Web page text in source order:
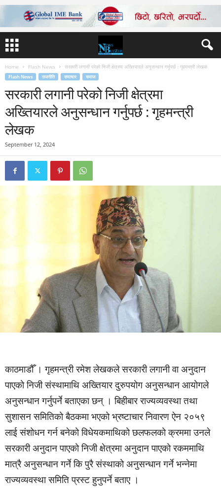
Home Flash News सरकारी लगानी परेको निजी क्षेत्रमा अख्तियारले अनुसन्धान गर्नुपर्छ : गृहमन्त्री लेखक
Flash News राजनीति समाचार समाज
सरकारी लगानी परेको निजी क्षेत्रमा
अख्तियारले अनुसन्धान गर्नुपर्छ : गृहमन्त्री
लेखक
September 12, 2024
काठमाडौँ । गृहमन्त्री रमेश लेखकले सरकारी लगानी वा अनुदान
पाएको निजी संस्थामाथि अख्तियार दुरुपयोग अनुसन्धान आयोगले
अनुसन्धान गर्नुपर्ने बताएका छन् । बिहीबार राज्यव्यवस्था तथा
सुशासन समितिको बैठकमा भएको भ्रष्टाचार निवारण ऐन २०५९
लाई संशोधन गर्न बनेको विधेयकमाथिको छलफलको क्रममा उनले
सरकारी अनुदान पाएको निजी क्षेत्रमा अनुदान पाएको रकममाथि
मात्रै अनुसन्धान गर्ने कि पुरै संस्थाको अनुसन्धान गर्ने भन्नेमा
राज्यव्यवस्था समिति प्रस्ट हुनुपर्ने बताए ।